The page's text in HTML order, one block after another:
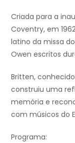
Criada para a
Coventry, em
latino da missa
Owen escritos
Britten,
construiu uma
memória e
com músicos do
Programa: